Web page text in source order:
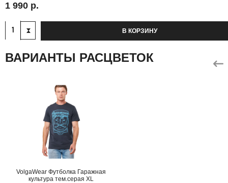
1 990 р.
В КОРЗИНУ
ВАРИАНТЫ РАСЦВЕТОК
VolgaWear Футболка Гаражная
культура тем.серая XL